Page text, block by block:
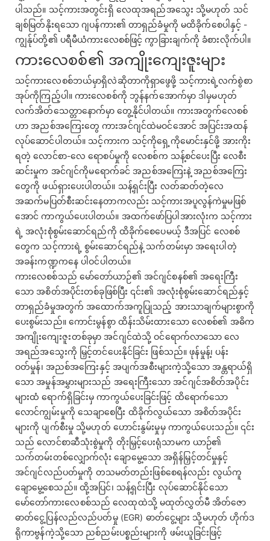
ပါသည်။ သင့်ကားအတွင်းရှိ လေထုအရည်အသွေး သို့မဟုတ် သင်
ချစ်မြတ်နိုးရသော ဂျပန်ကား၏ တာရှည်ခံမှုကို မထိခိုက်စေပါနှင့် -
ကျွန်ုပ်တို့၏ ပရီမီယံကားလေစစ်ဖြင့် ကွာခြားချက်ကို ခံစားလိုက်ပါ။
ကားလေစစ်၏ အကျိုးကျေးဇူးများ
သင့်ကားလေစစ်ဘယ်မှာရှိလဲဆိုတာကိုရှာဖွေဖို့ သင့်ကားရဲ့လက်စွဲစာ
အုပ်ကိုကြည့်ပါ။ ကားလေစစ်ကို ဘွန်နက်အောက်မှာ ဒါမှမဟုတ်
လက်အိတ်သေတ္တာနောက်မှာ တွေ့နိုင်ပါတယ်။ ကားအတွက်လေစစ်
ဟာ အညစ်အကြေးတွေ ကားအင်ဂျင်ထဲမဝင်အောင် အပြင်းအထန်
လုပ်ဆောင်ပါတယ်။ သင့်ကားက သင့်ကိုရှေ့ကိုမောင်းနှင်ဖို့ အားကိုး
ရတဲ့ လောင်စာ-လေ ရောစပ်မှုကို လေစစ်က သန့်စင်ပေးပြီး လေစီး
ဆင်းမှုက အင်ဂျင်ကိုမရောက်ခင် အညစ်အကြေးနဲ့ အညစ်အကြေး
တွေကို ဖယ်ရှားပေးပါတယ်။ သန့်ရှင်းပြီး လတ်ဆတ်တဲ့လေ
အဆက်မပြတ်စီးဆင်းနေတာကလည်း သင့်ကားအပူလွန်ကဲမှုမဖြစ်
အောင် ကာကွယ်ပေးပါတယ်။ အထက်ဖော်ပြပါအားလုံးက သင့်ကား
ရဲ့ အလုံးစုံစွမ်းဆောင်ရည်ကို ထိခိုက်စေပေမယ့် ဒီအပြင် လေစစ်
တွေက သင့်ကားရဲ့ စွမ်းဆောင်ရည်နဲ့ သက်တမ်းမှာ အရေးပါတဲ့
အခန်းကဏ္ဍကနေ ပါဝင်ပါတယ်။
ကားလေစစ်သည် မော်တော်ယာဉ်၏ အင်ဂျင်စနစ်၏ အရေးကြီး
သော အစိတ်အပိုင်းတစ်ခုဖြစ်ပြီး ၎င်း၏ အလုံးစုံစွမ်းဆောင်ရည်နှင့်
တာရှည်ခံမှုအတွက် အထောက်အကူပြုသည့် အားသာချက်များစွာကို
ပေးစွမ်းသည်။ ကောင်းမွန်စွာ ထိန်းသိမ်းထားသော လေစစ်၏ အဓိက
အကျိုးကျေးဇူးတစ်ခုမှာ အင်ဂျင်ထဲသို့ ဝင်ရောက်လာသော လေ
အရည်အသွေးကို မြှင့်တင်ပေးနိုင်ခြင်း ဖြစ်သည်။ ဖုန်မှုန့်၊ ပန်း
ဝတ်မှုန်၊ အညစ်အကြေးနှင့် အပျက်အစီးများကဲ့သို့သော အန္တရာယ်ရှိ
သော အမှုန်အမွှားများသည် အရေးကြီးသော အင်ဂျင်အစိတ်အပိုင်း
များထံ ရောက်ရှိခြင်းမှ ကာကွယ်ပေးခြင်းဖြင့် ထိရောက်သော
လောင်ကျွမ်းမှုကို သေချာစေပြီး ထိခိုက်လွယ်သော အစိတ်အပိုင်း
များကို ပျက်စီးမှု သို့မဟုတ် ဟောင်းနွမ်းမှုမှ ကာကွယ်ပေးသည်။ ၎င်း
သည် လောင်စာဆီသုံးစွဲမှုကို တိုးမြှင့်ပေးရုံသာမက ယာဉ်၏
သက်တမ်းတစ်လျှောက်လုံး ချောမွေ့သော အရှိန်မြှင့်တင်မှုနှင့်
အင်ဂျင်လည်ပတ်မှုကို တသမတ်တည်းဖြစ်စေရန်လည်း လွယ်ကူ
ချောမွေ့စေသည်။ ထို့အပြင်၊ သန့်ရှင်းပြီး လုပ်ဆောင်နိုင်သော
မော်တော်ကားလေစစ်သည် လေထုထဲသို့ မထုတ်လွှတ်မီ အိတ်ဇော
ဓာတ်ငွေ့ပြန်လည်လည်ပတ်မှု (EGR) ဓာတ်ငွေ့များ သို့မဟုတ် ဟိုက်ဒ
ရိုကာဗွန်ကဲ့သို့သော ညစ်ညမ်းပစ္စည်းများကို ဖမ်းယူခြင်းဖြင့်